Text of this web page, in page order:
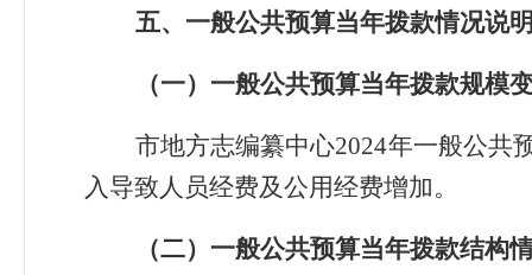
五、一般公共预算当年拨款情况说
（一）一般公共预算当年拨款规模
市地方志编纂中心2024年一般公共
入导致人员经费及公用经费增加。
（二）一般公共预算当年拨款结构